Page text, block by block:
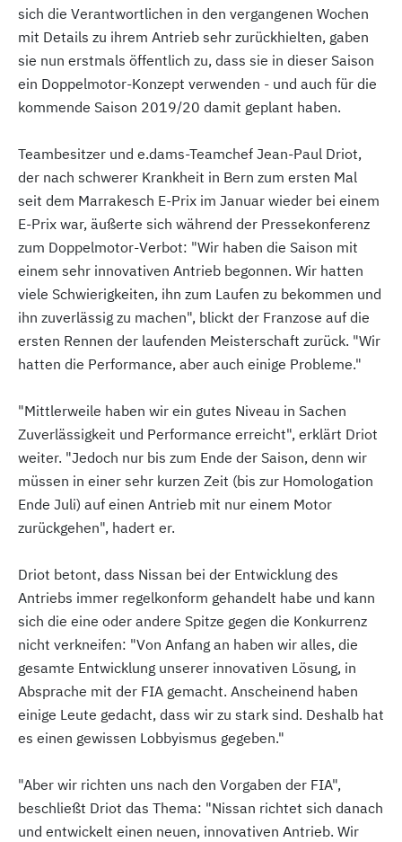
sich die Verantwortlichen in den vergangenen Wochen
mit Details zu ihrem Antrieb sehr zurückhielten, gaben
sie nun erstmals öffentlich zu, dass sie in dieser Saison
ein Doppelmotor-Konzept verwenden - und auch für die
kommende Saison 2019/20 damit geplant haben.
Teambesitzer und e.dams-Teamchef Jean-Paul Driot,
der nach schwerer Krankheit in Bern zum ersten Mal
seit dem Marrakesch E-Prix im Januar wieder bei einem
E-Prix war, äußerte sich während der Pressekonferenz
zum Doppelmotor-Verbot: "Wir haben die Saison mit
einem sehr innovativen Antrieb begonnen. Wir hatten
viele Schwierigkeiten, ihn zum Laufen zu bekommen und
ihn zuverlässig zu machen", blickt der Franzose auf die
ersten Rennen der laufenden Meisterschaft zurück. "Wir
hatten die Performance, aber auch einige Probleme."
"Mittlerweile haben wir ein gutes Niveau in Sachen
Zuverlässigkeit und Performance erreicht", erklärt Driot
weiter. "Jedoch nur bis zum Ende der Saison, denn wir
müssen in einer sehr kurzen Zeit (bis zur Homologation
Ende Juli) auf einen Antrieb mit nur einem Motor
zurückgehen", hadert er.
Driot betont, dass Nissan bei der Entwicklung des
Antriebs immer regelkonform gehandelt habe und kann
sich die eine oder andere Spitze gegen die Konkurrenz
nicht verkneifen: "Von Anfang an haben wir alles, die
gesamte Entwicklung unserer innovativen Lösung, in
Absprache mit der FIA gemacht. Anscheinend haben
einige Leute gedacht, dass wir zu stark sind. Deshalb hat
es einen gewissen Lobbyismus gegeben."
"Aber wir richten uns nach den Vorgaben der FIA",
beschließt Driot das Thema: "Nissan richtet sich danach
und entwickelt einen neuen, innovativen Antrieb. Wir